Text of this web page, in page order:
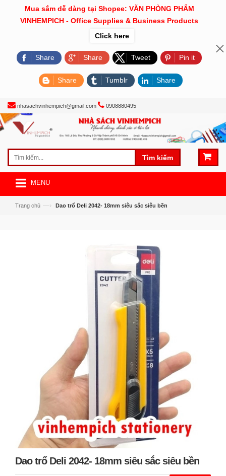
nhasachvinhempich@gmail.com 0908880495
Tìm kiếm
MENU
Trang chủ —› Dao trổ Deli 2042- 18mm siêu sắc siêu bền
Dao trổ Deli 2042- 18mm siêu sắc siêu bền
Mua sắm dễ dàng tại Shopee: VĂN PHÒNG PHẨM
VINHEMPICH - Office Supplies & Business Products
Click here
Share Share Tweet Pin it
Share Tumblr Share